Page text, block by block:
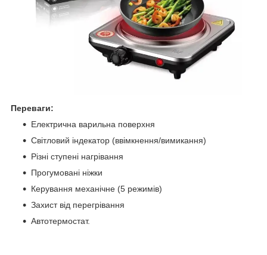
Переваги:
Електрична варильна поверхня
Світловий індекатор (ввімкнення/вимикання)
Різні ступені нагрівання
Прогумовані ніжки
Керування механічне (5 режимів)
Захист від перегрівання
Автотермостат.